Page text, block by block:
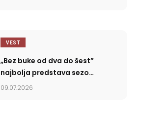
VEST
„Bez buke od dva do šest”
najbolja predstava sezone
2025/2026
09.07.2026